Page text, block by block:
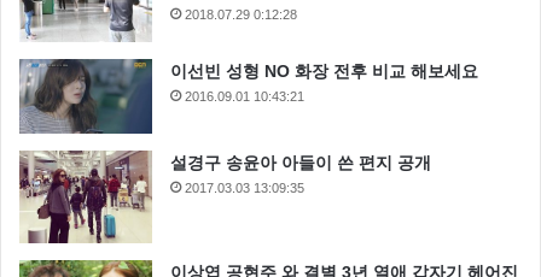
2018.07.29 0:12:28
이선빈 성형 NO 화장 전후 비교 해보세요
2016.09.01 10:43:21
설경구 송윤아 아들이 쓴 편지 공개
2017.03.03 13:09:35
이상엽 공현주 와 결별 3년 열애 갑자기 헤어진